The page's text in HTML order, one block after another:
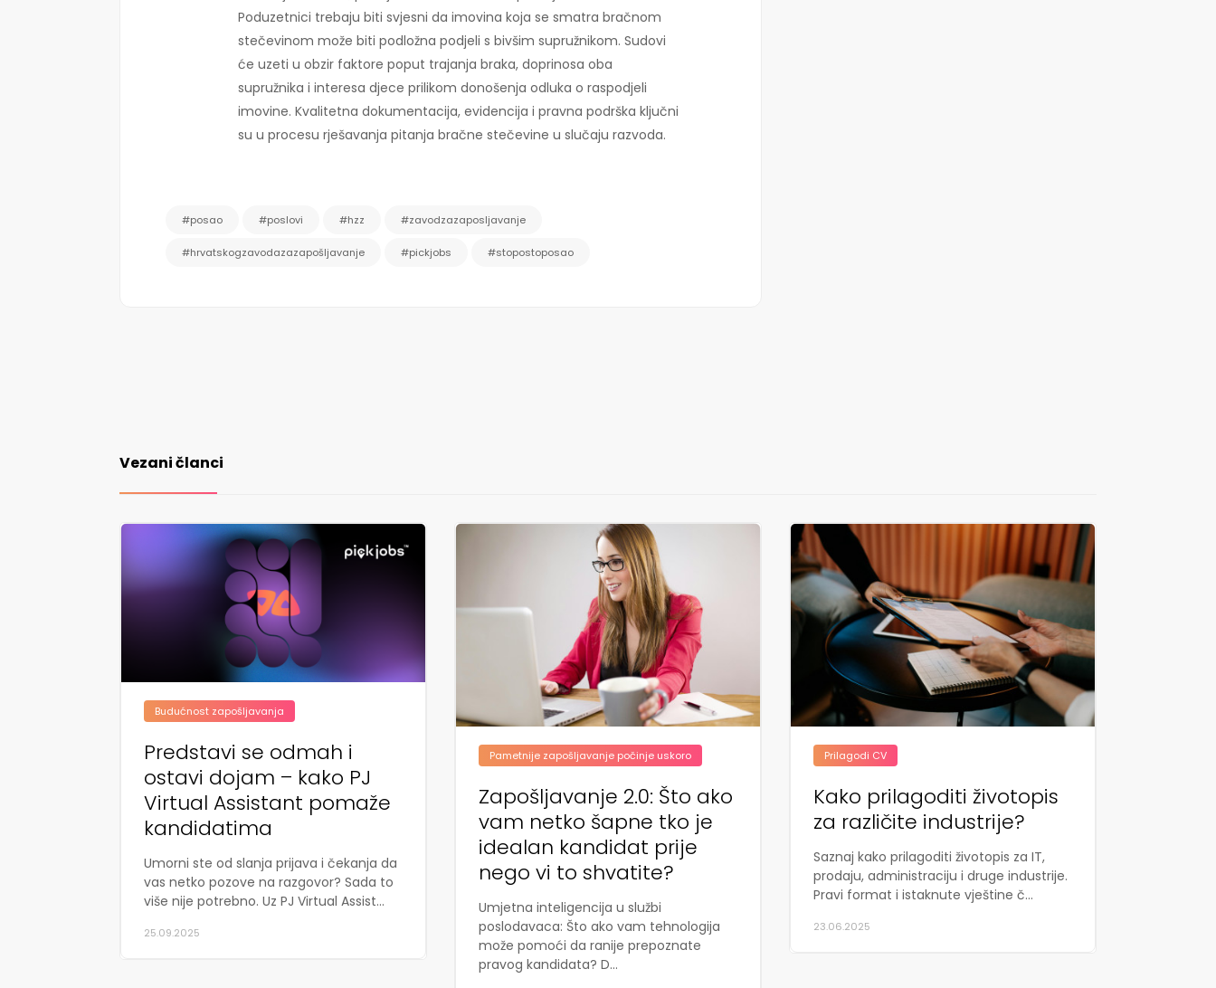
Poduzetnici trebaju biti svjesni da imovina koja se smatra bračnom
stečevinom može biti podložna podjeli s bivšim supružnikom. Sudovi
će uzeti u obzir faktore poput trajanja braka, doprinosa oba
supružnika i interesa djece prilikom donošenja odluka o raspodjeli
imovine. Kvalitetna dokumentacija, evidencija i pravna podrška ključni
su u procesu rješavanja pitanja bračne stečevine u slučaju razvoda.
#posao #poslovi #hzz #zavodzazaposljavanje
#hrvatskogzavodazazapošljavanje #pickjobs #stopostoposao
Vezani članci
Budućnost zapošljavanja
Predstavi se odmah i
ostavi dojam – kako PJ
Virtual Assistant pomaže
kandidatima
Umorni ste od slanja prijava i čekanja da
vas netko pozove na razgovor? Sada to
više nije potrebno. Uz PJ Virtual Assist...
25.09.2025
Pametnije zapošljavanje počinje uskoro
Zapošljavanje 2.0: Što ako
vam netko šapne tko je
idealan kandidat prije
nego vi to shvatite?
Umjetna inteligencija u službi
poslodavaca: Što ako vam tehnologija
može pomoći da ranije prepoznate
pravog kandidata? D...
Prilagodi CV
Kako prilagoditi životopis
za različite industrije?
Saznaj kako prilagoditi životopis za IT,
prodaju, administraciju i druge industrije.
Pravi format i istaknute vještine č...
23.06.2025